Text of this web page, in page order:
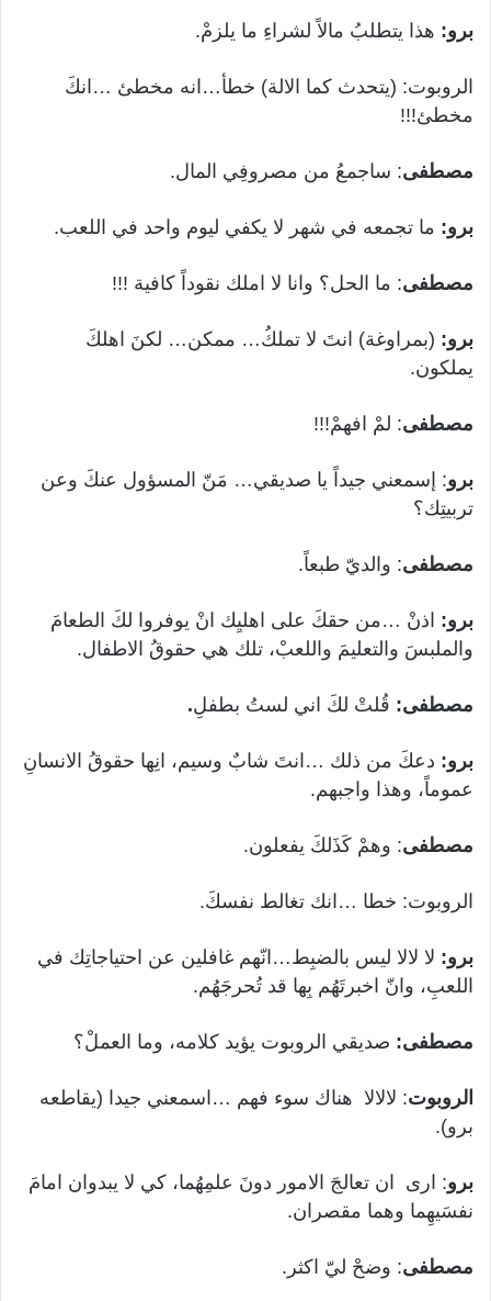
برو: هذا يتطلبُ مالاً لشراءِ ما يلزمْ.
الروبوت: (يتحدث كما الالة) خطأ…انه مخطئ …انكَ
مخطئ!!!
مصطفى: ساجمعُ من مصروفِي المال.
برو: ما تجمعه في شهر لا يكفي ليوم واحد في اللعب.
مصطفى: ما الحل؟ وانا لا املك نقوداً كافية !!!
برو: (بمراوغة) انتَ لا تملكُ… ممكن… لكنَ اهلكَ
يملكون.
مصطفى: لمْ افهمْ!!!
برو: إسمعني جيداً يا صديقي… مَنّ المسؤول عنكَ وعن
تربيتِك؟
مصطفى: والديّ طبعاً.
برو: اذنْ …من حقكَ على اهليِك انْ يوفروا لكَ الطعامَ
والملبسَ والتعليمَ واللعبْ، تلك هي حقوقُ الاطفال.
مصطفى: قُلتْ لكَ اني لستُ بطفلِ.
برو: دعكَ من ذلك …انتَ شابٌ وسيم، انِها حقوقُ الانسانِ
عموماً، وهذا واجبهم.
مصطفى: وهمْ كَذَلكَ يفعلون.
الروبوت: خطا …انك تغالط نفسكَ.
برو: لا لالا ليس بالضبِط…انّهم غافلين عن احتياجاتِك في
اللعبِ، وانّ اخبرتَهُم بِها قد تُحرجَهُم.
مصطفى: صديقي الروبوت يؤيد كلامه، وما العملْ؟
الروبوت: لالالا هناك سوء فهم …اسمعني جيدا (يقاطعه
برو).
برو: ارى ان تعالجَ الامور دونَ علمِهُما، كي لا يبدوان امامَ
نفسَيهِما وهما مقصران.
مصطفى: وضحْ ليّ اكثر.